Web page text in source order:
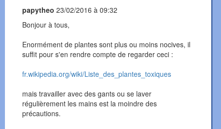
papytheo 23/02/2016 à 09:32
Bonjour à tous,
Enormément de plantes sont plus ou moins nocives, il
suffit pour s'en rendre compte de regarder ceci :
fr.wikipedia.org/wiki/Liste_des_plantes_toxiques
mais travailler avec des gants ou se laver
régulièrement les mains est la moindre des
précautions.